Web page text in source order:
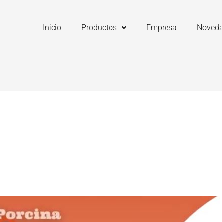
Inicio Productos Empresa